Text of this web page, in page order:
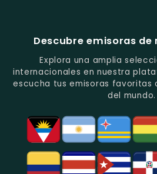
Música
Del
Recuerdo
En
Quito.
Estación
De
Los
Deportes
En
Guayaquil.
Descubre emisoras
Explora una amplia
internacionales en nuestra
escucha tus emisoras favoritas
del mundo.